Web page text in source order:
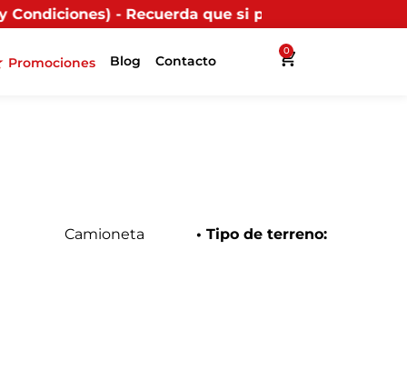
que si presentas tu factura (física o
Promociones Blog Contacto
0
Camioneta • Tipo de terreno: